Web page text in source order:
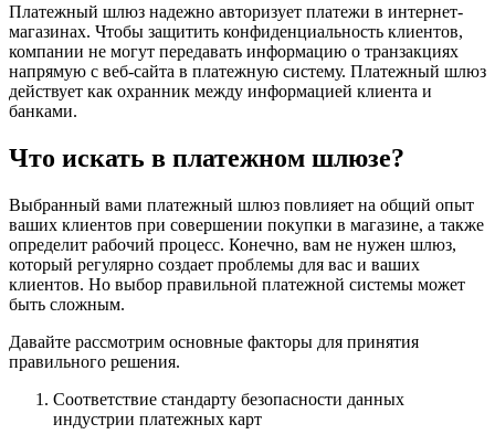
Платежный шлюз надежно авторизует платежи в интернет-
магазинах. Чтобы защитить конфиденциальность клиентов,
компании не могут передавать информацию о транзакциях
напрямую с веб-сайта в платежную систему. Платежный шлюз
действует как охранник между информацией клиента и
банками.
Что искать в платежном шлюзе?
Выбранный вами платежный шлюз повлияет на общий опыт
ваших клиентов при совершении покупки в магазине, а также
определит рабочий процесс. Конечно, вам не нужен шлюз,
который регулярно создает проблемы для вас и ваших
клиентов. Но выбор правильной платежной системы может
быть сложным.
Давайте рассмотрим основные факторы для принятия
правильного решения.
Соответствие стандарту безопасности данных
индустрии платежных карт